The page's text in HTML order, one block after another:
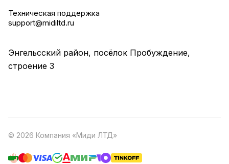
Техническая поддержка
support@midiltd.ru
Энгельсский район, посёлок Пробуждение,
строение 3
© 2026 Компания «Миди ЛТД»